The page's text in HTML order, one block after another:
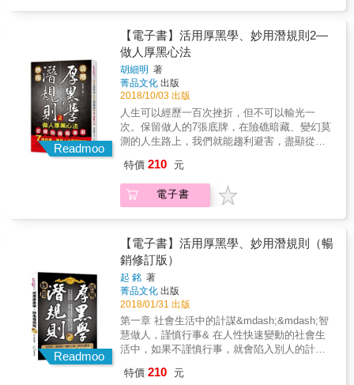
Readmoo
【電子書】活用厚黑學、妙用潛規則2—
做人厚黑心法
胡細明 著
菁品文化 出版
2018/10/03 出版
人生可以經歷一百次挫折，但不可以輸光一
次。保留做人的7張底牌，在險礁暗藏、變幻莫
測的人生路上，我們就能趨利避害，盡顯從
成大事需要的是智慧與道行。智者總是深藏不
露，善於韜光養晦，輕易不出手，出手即是見
分曉之時。 人生之路漫長而曲折，荊棘和坎坷
是你認識事物本質的深淺，對人性認識的深
淺。立身處世，如果你能做到圓融之中顯厚
道，糊塗之中藏精明，敞開心扉後，仍有防暗
箭之智勇，遇事能夠心如止水，把一切掌控於
心，運籌帷幄，決勝千里，手中始終握有克敵
制勝的「底牌」，那你就一定能在人生旅途中
進退自如，遊刃有餘。 編輯推薦 此書從不同的
角度去剖析為人處世之道，利用了大量的歷史
故事和當代名人的經歷來舉例和闡述，每一個
話題結尾還有編者點評做為總結，真可謂是畫
特價 210 元
電子書
Readmoo
【電子書】活用厚黑學、妙用潛規則（暢
銷修訂版）
起 銘 著
菁品文化 出版
2018/01/31 出版
第一章 社會生活中的計謀&mdash;&mdash;智
慧做人，謹慎行事& 在人性快速變動的社會生
活中，如果不謹慎行事，就會陷入別人的計謀&
能不被他人的計謀算計。這是一& 個全方位需
特價 210 元